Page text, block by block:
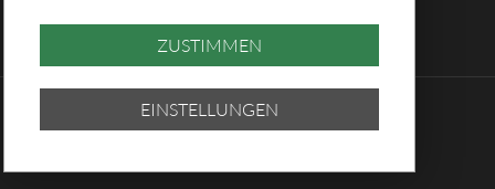
© 2026 Sächsische Lotto-GmbH
ZUSTIMMEN
EINSTELLUNGEN